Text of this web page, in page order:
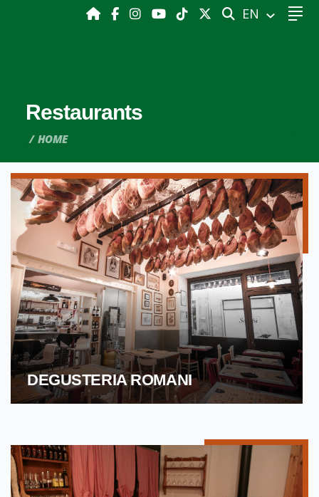
SEARCH
EN
Restaurants
HOME
DEGUSTERIA ROMANI